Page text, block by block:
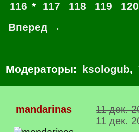
116 * 117 118 119 120
Вперед →
Модераторы: ksologub,
mandarinas
11 дек.
11 дек.